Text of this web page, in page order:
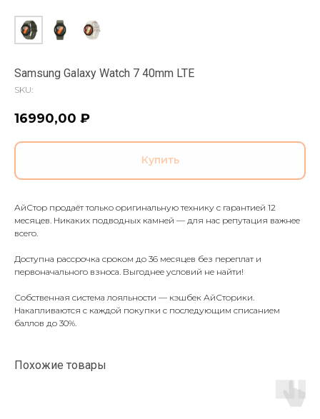
Samsung Galaxy Watch 7 40mm LTE
SKU:
16990,00 ₽
Купить
АйСтор продаёт только оригинальную технику с гарантией 12
месяцев. Никаких подводных камней — для нас репутация важнее
всего.
Доступна рассрочка сроком до 36 месяцев без переплат и
первоначального взноса. Выгоднее условий не найти!
Собственная система лояльности — кэшбек АйСторики.
Накапливаются с каждой покупки с последующим списанием
баллов до 30%.
Похожие товары